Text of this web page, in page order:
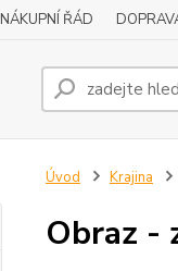
NÁKUPNÍ ŘÁD
Úvod Krajina
Obraz -